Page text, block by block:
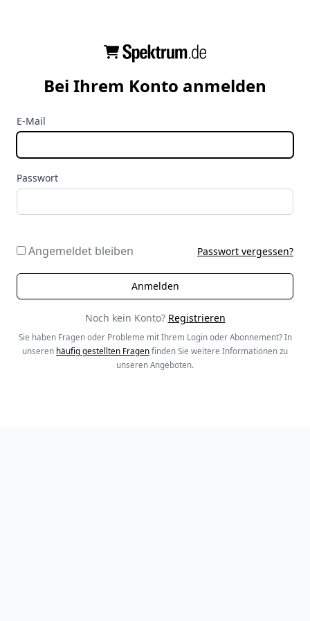
Bei Ihrem Konto anmelden
E-Mail
Passwort
Angemeldet bleiben Passwort vergessen?
Noch kein Konto? Registrieren
Sie haben Fragen oder Probleme mit Ihrem Login oder Abonnement? In
unseren häufig gestellten Fragen finden Sie weitere Informationen zu
unseren Angeboten.